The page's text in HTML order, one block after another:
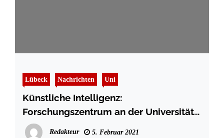
Lübeck Nachrichten Uni
Künstliche Intelligenz:
Forschungszentrum an der Universität
zu Lübeck startet
Redakteur 5. Februar 2021